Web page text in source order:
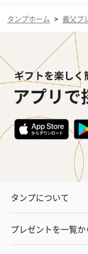
タンプホーム > 義父プ
タンプについて
プレゼントを一覧か